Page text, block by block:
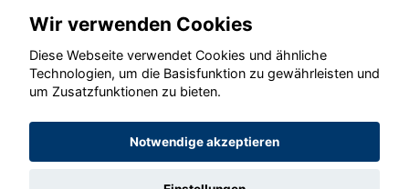
© konjunkturmotor.de GmbH 2020 - 2026
Wir verwenden Cookies
Diese Webseite verwendet Cookies und ähnliche
Technologien, um die Basisfunktion zu gewährleisten und
um Zusatzfunktionen zu bieten.
Notwendige akzeptieren